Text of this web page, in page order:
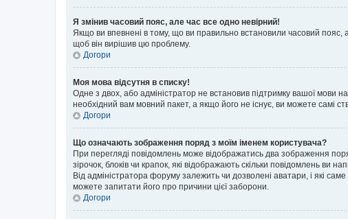
Я змінив часовий пояс, але час все одно невірний!
Якщо ви впевнені в тому, що ви правильно встановили часовий пояс,
щоб він вирішив цю проблему.
Догори
Моя мова відсутня в списку!
Одне з двох, або адміністратор не встановив підтримку вашої мови
необхідний вам мовний пакет, а якщо його не існує, ви можете самі
Догори
Що означають зображення поряд з моїм іменем користувача?
При перегляді повідомлень може відображатись два зображення
зірочок, блоків чи крапок, які відображають скільки повідомлень
Від адміністратора форуму залежить чи дозволені аватари, і які
можете запитати його про причини цієї заборони.
Догори